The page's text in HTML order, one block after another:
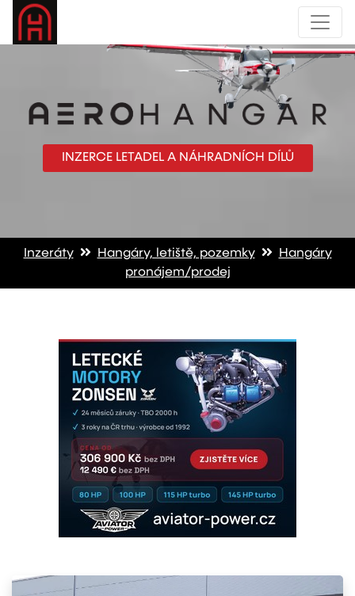
INZERCE LETADEL A NÁHRADNÍCH DÍLŮ
Inzeráty Hangáry, letiště, pozemky
Hangáry
pronájem/prodej